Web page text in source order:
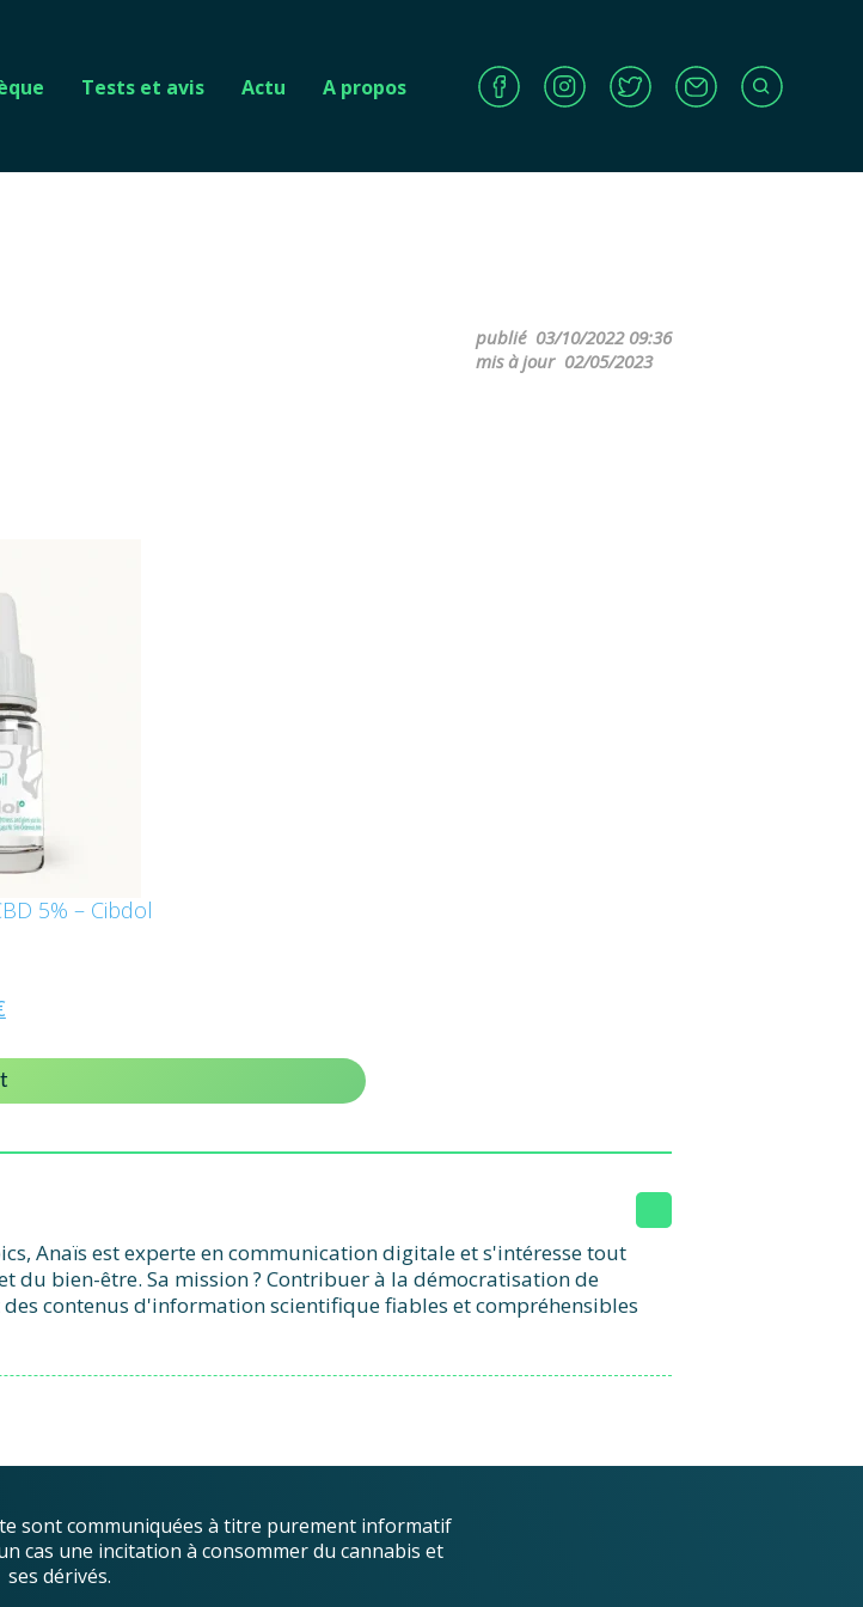
Tests et avis Actu A propos
publié 03/10/2022 09:36
mis à jour 02/05/2023
5% – Cibdol
Anaïs est experte en communication digitale et s'intéresse tout
du bien-être. Sa mission ? Contribuer à la démocratisation de
contenus d'information scientifique fiables et compréhensibles
sont communiquées à titre purement informatif
cas une incitation à consommer du cannabis et
ses dérivés.